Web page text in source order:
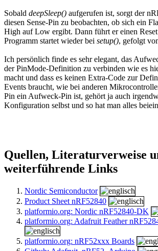
Sobald deepSleep() aufgerufen ist, sorgt der
diesen Sense-Pin zu beobachten, ob sich ein
High auf Low ergibt. Dann führt er einen
Programm startet wieder bei setup(), gefolgt
Ich persönlich finde es sehr elegant, das
der PinMode-Definition zu verbinden wie es
macht und dass es keinen Extra-Code zur
Events braucht, wie bei anderen
Pin ein Aufweck-Pin ist, gehört ja auch
Konfiguration selbst und so hat man alles
Quellen, Literaturverweise
weiterführende Links
Nordic Semiconductor
Product Sheet nRF52840
platformio.org: Nordic nRF52840-DK
platformio.org: Adafruit Feather
platformio.org: nRF52xxx Boards